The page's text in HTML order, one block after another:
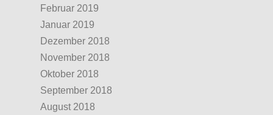
Februar 2019
Januar 2019
Dezember 2018
November 2018
Oktober 2018
September 2018
August 2018